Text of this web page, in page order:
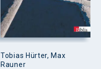
Tobias Hürter, Max
Rauner